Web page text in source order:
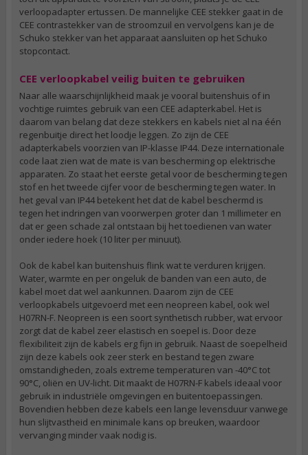
verloopadapter ertussen. De mannelijke CEE stekker gaat in de
CEE contrastekker van de stroomzuil en vervolgens kan je de
Schuko stekker van het apparaat aansluiten op het Schuko
stopcontact.
CEE verloopkabel veilig buiten te gebruiken
Naar alle waarschijnlijkheid maak je vooral buitenshuis of in
vochtige ruimtes gebruik van een CEE adapterkabel. Het is
daarom van belang dat deze stekkers en kabels niet al na één
regenbuitje direct het loodje leggen. Zo zijn de CEE
adapterkabels voorzien van IP-klasse IP44. Deze internationale
code laat zien wat de mate is van bescherming op elektrische
apparaten. Zo staat het eerste getal voor de bescherming tegen
stof en het tweede cijfer voor de bescherming tegen water. In
het geval van IP44 betekent het dat de kabel beschermd is
tegen het indringen van voorwerpen groter dan 1 millimeter en
dat er geen schade zal ontstaan bij het toedienen van water
onder iedere hoek (10 liter per minuut).
Ook de kabel kan buitenshuis flink wat te verduren krijgen.
Water, warmte en per ongeluk de banden van een auto, de
kabel moet dat wel aankunnen. Daarom zijn de CEE
verloopkabels uitgevoerd met een neopreen kabel, ook wel
H07RN-F. Neopreen is een soort synthetisch rubber, wat ervoor
zorgt dat de kabel zeer elastisch en soepel is. Door deze
flexibiliteit zijn de kabels erg fijn in gebruik. Naast de soepelheid
zijn deze kabels ook zeer sterk en bestand tegen zware
omstandigheden, zoals extreme temperaturen van -40°C tot
90°C, oliën en UV-licht. Dit maakt de H07RN-F kabels ideaal voor
gebruik in industriële omgevingen en buitentoepassingen.
Bovendien hebben deze kabels een lange levensduur vanwege
hun slijtvastheid en minimale kans op breuken, waardoor
vervanging minder vaak nodig is.